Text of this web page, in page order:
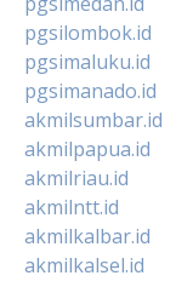
pgsilombok.id
pgsimaluku.id
pgsimanado.id
akmilsumbar.id
akmilpapua.id
akmilriau.id
akmilntt.id
akmilkalbar.id
akmilkalsel.id